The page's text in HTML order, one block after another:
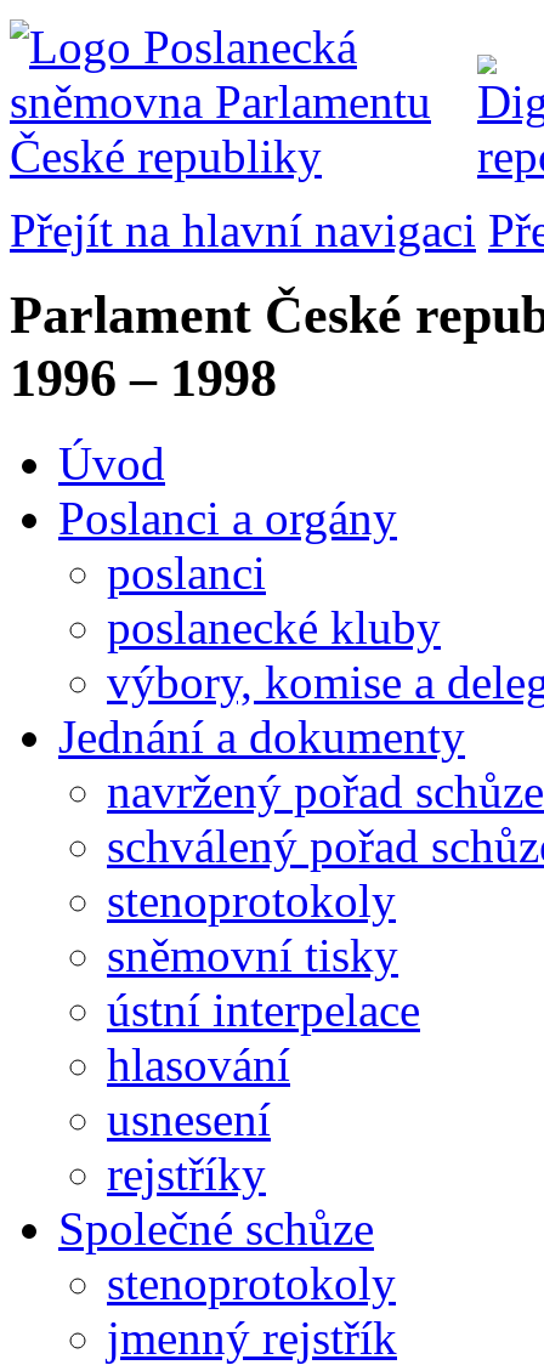
Přejít na hlavní navigaci
Parlament České
1996 – 1998
Úvod
Poslanci a orgány
poslanci
poslanecké kluby
výbory, komise a
Jednání a dokumenty
navržený pořad schůze
schválený pořad
stenoprotokoly
sněmovní tisky
ústní interpelace
hlasování
usnesení
rejstříky
Společné schůze
stenoprotokoly
jmenný rejstřík